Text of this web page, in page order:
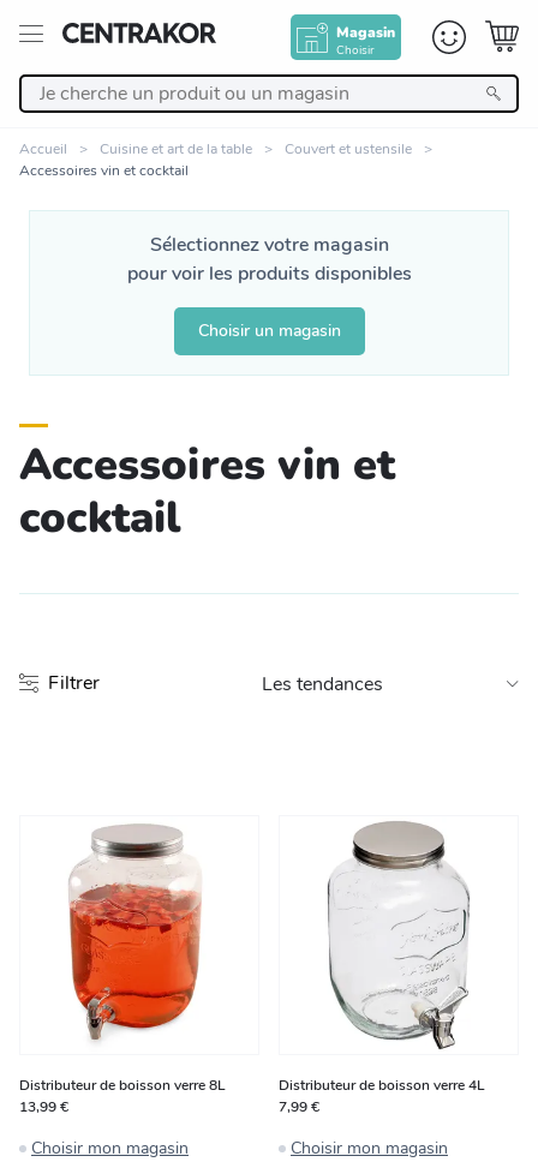
Magasin
Choisir
Décoration
Linge de maison
Cuisine et art de la table
Salle de bain et beauté
Animalerie
Jardin et plein air
Accueil Cuisine et art de la table
Couvert et ustensile
Accessoires vin et cocktail
Sélectionnez votre magasin
pour voir les produits disponibles
Choisir un magasin
Accessoires vin et
cocktail
Filtrer
Distributeur de boisson verre 8L
13,99 €
Choisir mon magasin
Distributeur de boisson verre 4L
7,99 €
Choisir mon magasin